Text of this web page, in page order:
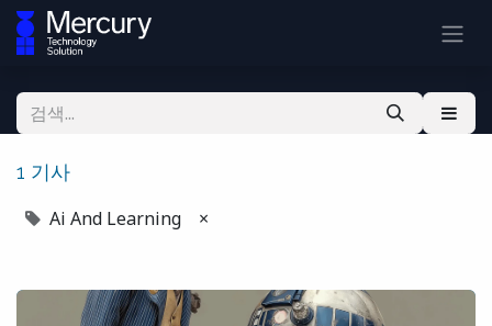
1 기사
Ai And Learning ×